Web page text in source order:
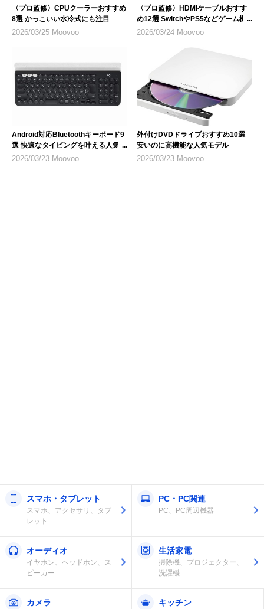
〈プロ監修〉CPUクーラーおすすめ
8選 かっこいい水冷式にも注目
2026/03/25 Moovoo
〈プロ監修〉HDMIケーブルおすす
め12選 SwitchやPS5などゲーム機
のテレビ接続にも
2026/03/24 Moovoo
Android対応Bluetoothキーボード9
選 快適なタイピングを叶える人気モ
デル
2026/03/23 Moovoo
外付けDVDドライブおすすめ10選
安いのに高機能な人気モデル
2026/03/23 Moovoo
スマホ・タブレット
スマホ、アクセサリ、タブ
レット
PC・PC関連
PC、PC周辺機器
オーディオ
イヤホン、ヘッドホン、ス
ピーカー
生活家電
掃除機、プロジェクター、
洗濯機
カメラ キッチン